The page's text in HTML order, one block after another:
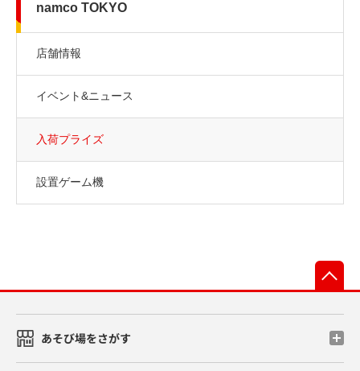
namco TOKYO
店舗情報
イベント&ニュース
入荷プライズ
設置ゲーム機
あそび場をさがす